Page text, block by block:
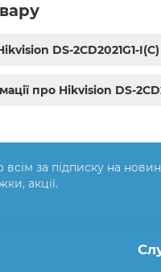
DS-2CD2021G1-
про Hikvision DS-
всім за підписку на
акції.